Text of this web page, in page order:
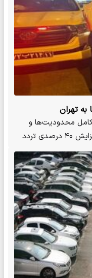
تهران
کامل محدودیت‌ها و
تمهیدات ترافیکی ویژه مراسم وداع، از افزایش ۴۰ درصدی تردد